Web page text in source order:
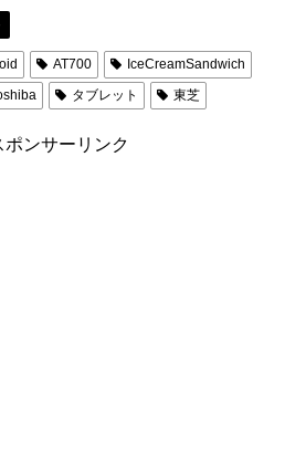
AT700
IceCreamSandwich
タブレット 東芝
ポンサーリンク